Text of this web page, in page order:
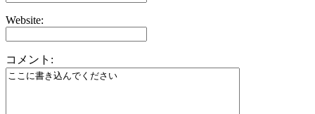
Website:
コメント: